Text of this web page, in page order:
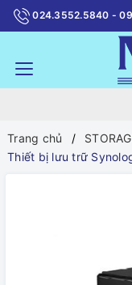
024.3552.5840 -
Trang chủ
Thiết bị lưu trữ